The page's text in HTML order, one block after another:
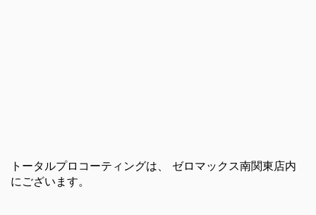
トータルプロコーティングは、 ゼロマックス南関東店内
にございます。